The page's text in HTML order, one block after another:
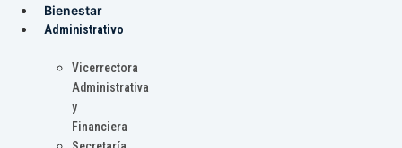
Bienestar
Administrativo
Vicerrectora
Administrativa
y
Financiera